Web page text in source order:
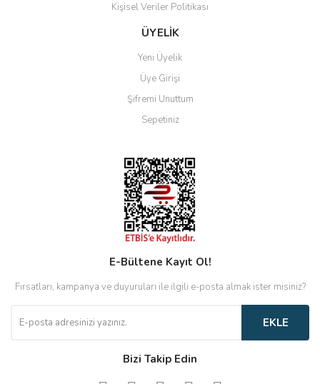
Gönder
Kişisel Veriler Politikası
ÜYELİK
Yeni Üyelik
Üye Girişi
Şifremi Unuttum
Sepetiniz
E-Bültene Kayıt Ol!
Fırsatları, kampanya ve duyuruları ile ilgili e-posta almak ister misiniz?
EKLE
Bizi Takip Edin